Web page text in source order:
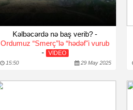
Kəlbəcərdə nə baş verib? -
Ordumuz “Smerç”lə “hədəf"i vurub
-
VİDEO
15:50 29 May 2025